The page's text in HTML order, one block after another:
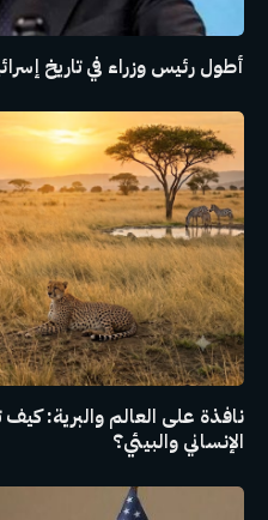
أطول رئيس وزراء في تاريخ
نافذة على العالم والبرية:
الإنساني والبيئي؟